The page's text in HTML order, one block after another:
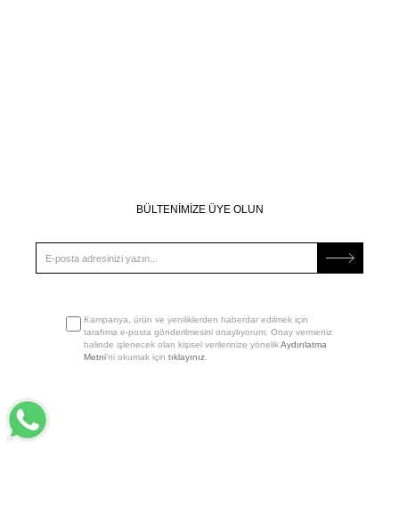
BÜLTENİMİZE ÜYE OLUN
Kampanya, ürün ve yeniliklerden haberdar edilmek için
tarafıma e-posta gönderilmesini onaylıyorum. Onay vermeniz
halinde işlenecek olan kişisel verilerinize yönelikAydınlatma
Metni’ni okumak için tıklayınız.